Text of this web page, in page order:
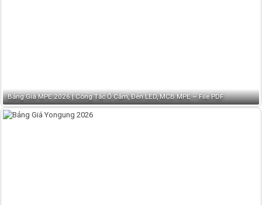
Bảng Giá MPE 2026 | Công Tắc Ổ Cắm, Đèn LED, MCB MPE – File PDF